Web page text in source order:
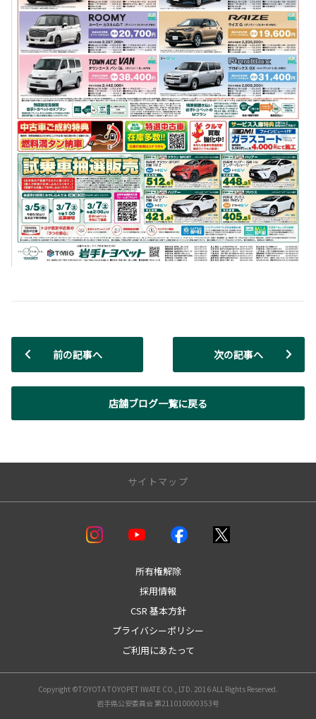
前の記事へ
店舗ブログ一覧に戻る
次の記事へ
サイトマップ
北上支店
所有権解除
採用情報
CSR 基本方針
プライバシーポリシー
ご利用にあたって
Copyright ©TOYOTA TOYOPET IWATE CO., LTD. 2016 ALL Rights Reserved.
岩手県公安委員会 第211010000353号